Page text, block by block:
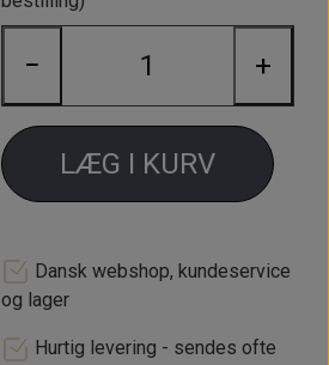
Minilight hjulsæt (4 fælge) 6x12" i
aluminium med guld center, blank
Indpresningsmålet er ET -7mm med
Yokohama A539 165 / 60 12" dæk
monteret og afbalanceret.
medfølger.
Bredde 6"
Diameter 12"
− +
LÆG I KURV
Dansk webshop, kundeservice
og lager
Hurtig levering - sendes ofte